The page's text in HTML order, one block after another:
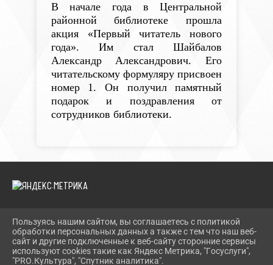
В начале года в Центральной
районной библиотеке прошла
акция «Первый читатель нового
года». Им стал Шайбалов
Александр Александрович. Его
читательскому формуляру присвоен
номер 1. Он получил памятный
подарок и поздравления от
сотрудников библиотеки.
2026 Г. TEVRIZLIB.RU
ВХОД
КАРТА САЙТА
ПОЛИТИКА ОБРАБОТКИ ПЕРСОНАЛЬНЫХ ДАННЫХ
Пользуясь нашим сайтом, вы соглашаетесь с политикой
обработки персональных данных а также с тем что наш веб-
сайт и другие подключенные к веб-сайту сторонние сервисы
используют cookies такие как Яндекс Метрика, "Госуслуги",
"PRO.Культура", "Спутник аналитика".